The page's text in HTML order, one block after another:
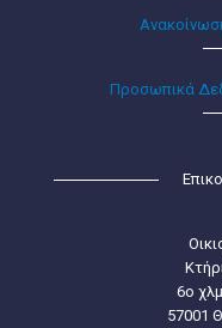
Προσωπικά
6ο
57001